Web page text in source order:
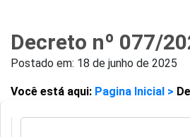
Decreto nº 077/
Postado em: 18 de junho de 2025
Você está aqui: Pagina Inicial >